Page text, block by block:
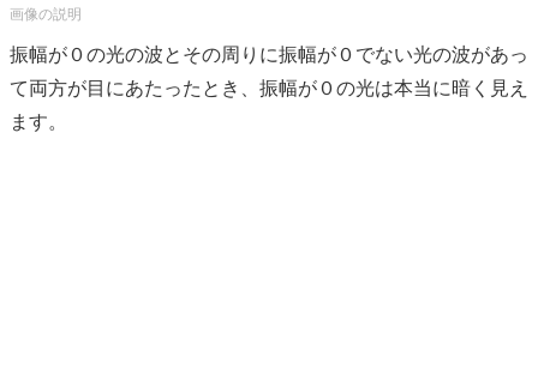
振幅が０の光の波とその周りに振幅が０でない光の波があっ
て両方が目にあたったとき、振幅が０の光は本当に暗く見え
ます。